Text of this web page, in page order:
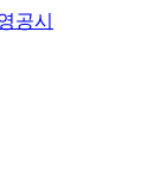
공시